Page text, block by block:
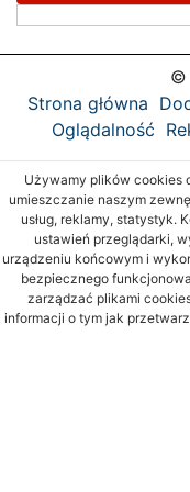
©
Strona główna
Oglądalność
Używamy plików cookies
umieszczanie naszym
usług, reklamy, statystyk.
ustawień przeglądarki,
urządzeniu końcowym i
bezpiecznego
zarządzać plikami
informacji o tym jak